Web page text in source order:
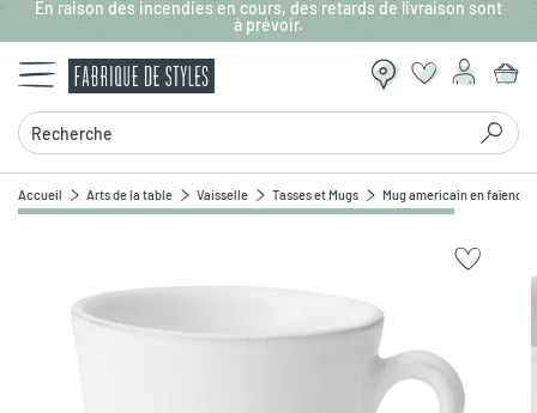
Aller au contenu principal
En raison des incendies en cours, des retards de livraison sont
à prévoir.
Recherche
Accueil Arts de la table Vaisselle Tasses et Mugs Mug americain en faïence